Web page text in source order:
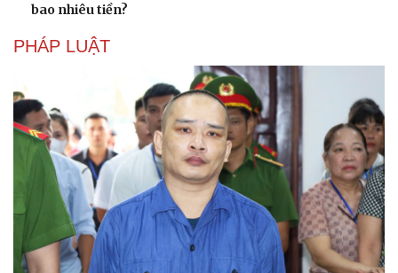
bao nhiêu tiền?
PHÁP LUẬT